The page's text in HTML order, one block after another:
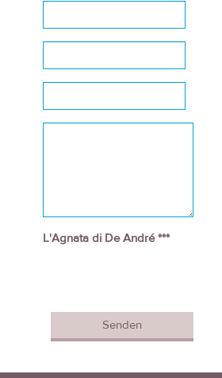
L'Agnata di De André ***